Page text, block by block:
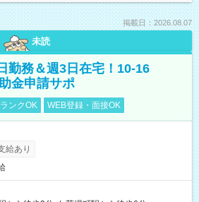
掲載日：2026.08.07
未読
勤務＆週3日在宅！10-16
金申請サポ
ンクOK WEB登録・面接OK
給あり